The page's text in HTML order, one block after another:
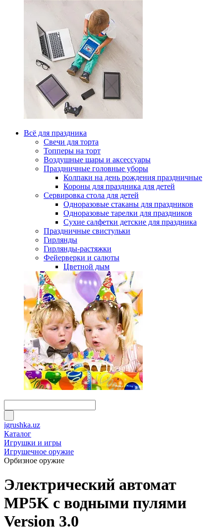
Всё для праздника
Свечи для торта
Топперы на торт
Воздушные шары и аксессуары
Праздничные головные уборы
Колпаки на день рождения праздничные
Короны для праздника для детей
Сервировка стола для детей
Одноразовые стаканы для праздников
Одноразовые тарелки для праздников
Сухие салфетки детские для праздника
Праздничные свистульки
Гирлянды
Гирлянды-растяжки
Фейерверки и салюты
Цветной дым
igrushka.uz
Каталог
Игрушки и игры
Игрушечное оружие
Орбизное оружие
Электрический автомат
MP5K с водными пулями
Version 3.0